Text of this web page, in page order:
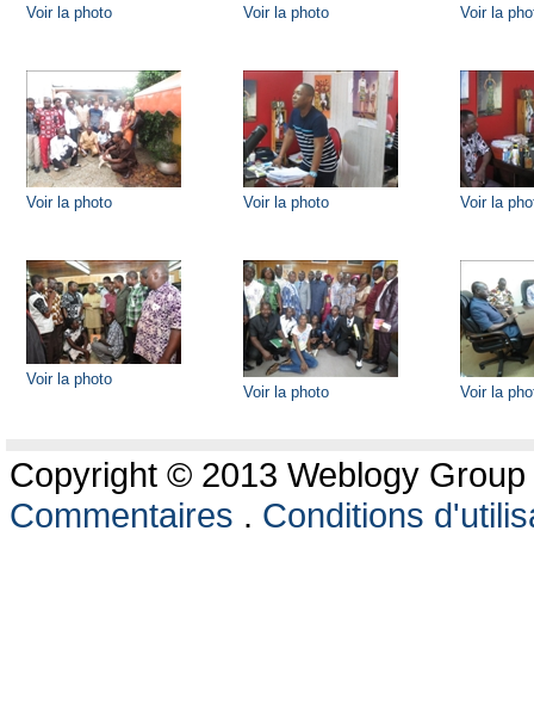
Voir la photo Voir la photo Voir la
Voir la photo Voir la photo Voir la
Voir la photo
Voir la photo Voir la
Copyright © 2013 Weblogy
Commentaires . Conditions